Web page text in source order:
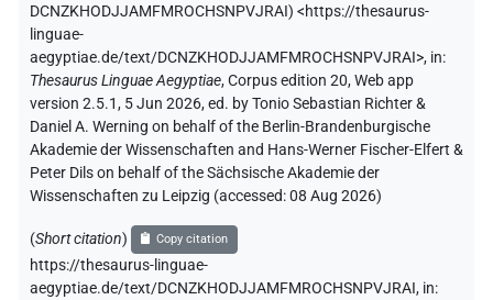
DCNZKHODJJAMFMROCHSNPVJRAI) <https://thesaurus-
linguae-
aegyptiae.de/text/DCNZKHODJJAMFMROCHSNPVJRAI>, in:
Thesaurus Linguae Aegyptiae,Corpus edition 20, Web app
version 2.5.1, 5 Jun 2026, ed. by Tonio Sebastian Richter &
Daniel A. Werning on behalf of the Berlin-Brandenburgische
Akademie der Wissenschaften and Hans-Werner Fischer-Elfert &
Peter Dils on behalf of the Sächsische Akademie der
Wissenschaften zu Leipzig (accessed:08 Aug 2026)
(Short citation) Copy citation
https://thesaurus-linguae-
aegyptiae.de/text/DCNZKHODJJAMFMROCHSNPVJRAI, in: